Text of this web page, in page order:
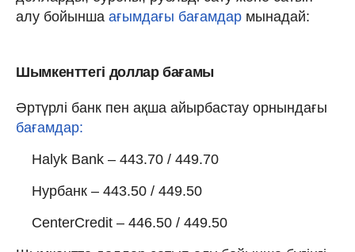
алу бойынша ағымдағы бағамдар мынадай:
Шымкенттегі доллар бағамы
Әртүрлі банк пен ақша айырбастау орнындағы
бағамдар:
Halyk Bank – 443.70 / 449.70
Нурбанк – 443.50 / 449.50
CenterCredit – 446.50 / 449.50